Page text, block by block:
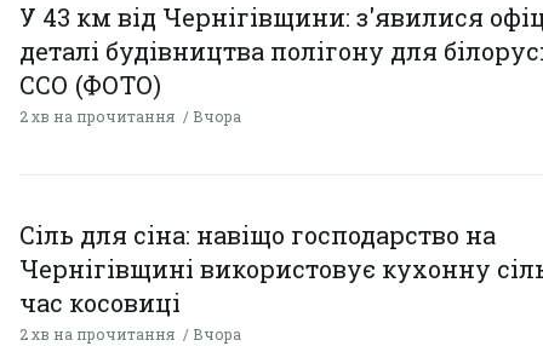
У 43 км від Чернігівщини: з'явилися
деталі будівництва полігону для
ССО (ФОТО)
2 хв на прочитання Вчора
Сіль для сіна: навіщо господарство на
Чернігівщині використовує кухонну
час косовиці
2 хв на прочитання Вчора